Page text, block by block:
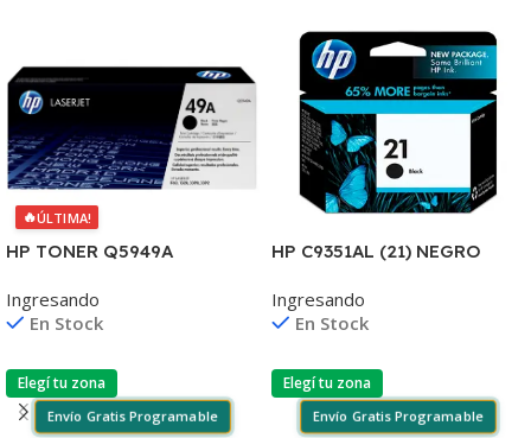
🔥ÚLTIMA!
HP TONER Q5949A
COPIAS
Ingresando
En Stock
Elegí tu zona
Envío Gratis Programable
HP C9351AL (21) NEGRO
/4355 7ML (D)
Ingresando
En Stock
Elegí tu zona
Envío Gratis Programable